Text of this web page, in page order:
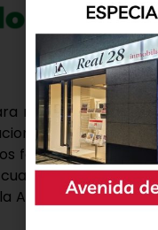
mostrar a la
y presentes
festivales que se
se articula la
Asociación